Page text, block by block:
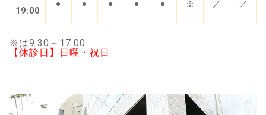
19:00
● ● ● ● ● ※ ／ ／
※は9:30～17:00
【休診日】日曜・祝日